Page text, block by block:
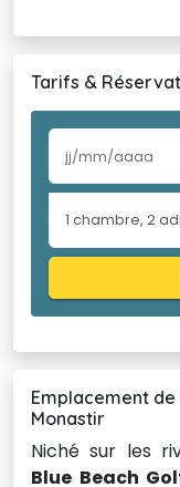
Tarifs &
1 chambre, 2
Emplacement de
Monastir
Niché sur les
Blue Beach